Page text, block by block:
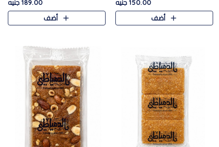
زبدية غنية فاخرة والقرمشة
المرضية في حلوى شرقية بطاب..
150.00 جنيه
أضف
شرقية فاخرة ونكهة غنية ناتي تميز
كل قطعة و قوام هش
189.00 جنيه
أضف